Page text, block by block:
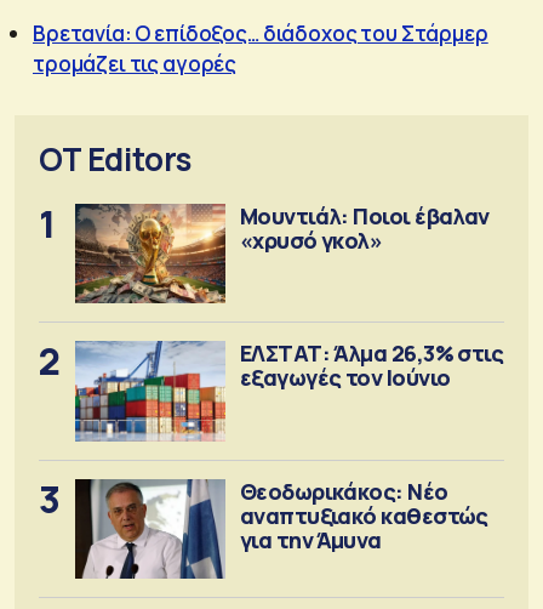
Βρετανία: Ο επίδοξος… διάδοχος του Στάρμερ
τρομάζει τις αγορές
OT Editors
1
Μουντιάλ: Ποιοι έβαλαν
«χρυσό γκολ»
2
ΕΛΣΤΑΤ: Άλμα 26,3% στις
εξαγωγές τον Ιούνιο
3
Θεοδωρικάκος: Νέο
αναπτυξιακό καθεστώς
για την Άμυνα